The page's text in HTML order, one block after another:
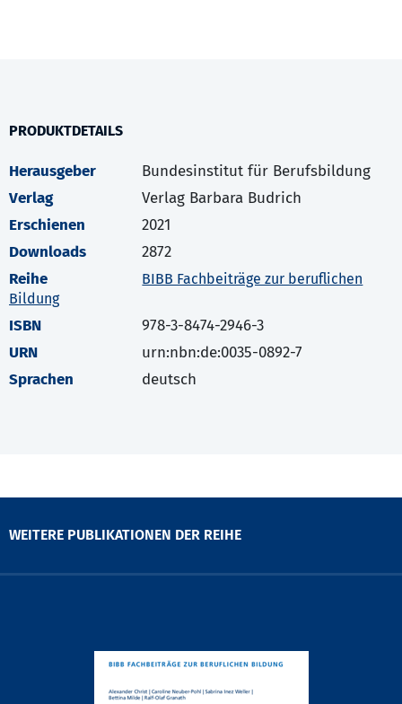
PRODUKTDETAILS
Herausgeber
Bundesinstitut für Berufsbildung
Verlag
Verlag Barbara Budrich
Erschienen
2021
Downloads
2872
Reihe
BIBB Fachbeiträge zur beruflichen
Bildung
ISBN
978-3-8474-2946-3
URN
urn:nbn:de:0035-0892-7
Sprachen
deutsch
WEITERE PUBLIKATIONEN DER REIHE